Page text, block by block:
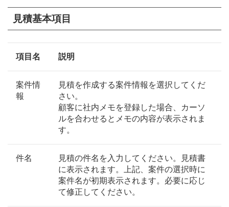
見積基本項目
項目名 説明
案件情
報
見積を作成する案件情報を選択してくだ
さい。
顧客に社内メモを登録した場合、カーソ
ルを合わせるとメモの内容が表示されま
す。
件名
見積の件名を入力してください。見積書
に表示されます。上記、案件の選択時に
案件名が初期表示されます。必要に応じ
て修正してください。